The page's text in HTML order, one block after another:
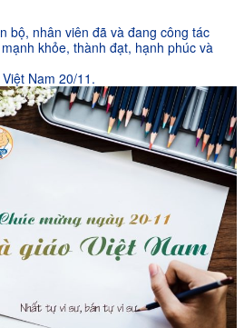
bộ, nhân viên đã và đang công tác
khỏe, thành đạt, hạnh phúc và
Nam 20/11.